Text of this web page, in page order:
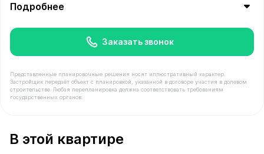
Подробнее
Заказать звонок
Представленные планировочные решения носят иллюстративный характер.
Застройщик передаёт объект с планировкой, указанной в договоре участия в долевом
строительстве. Любая перепланировка должна соответствовать требованиям
государственных органов.
В этой квартире